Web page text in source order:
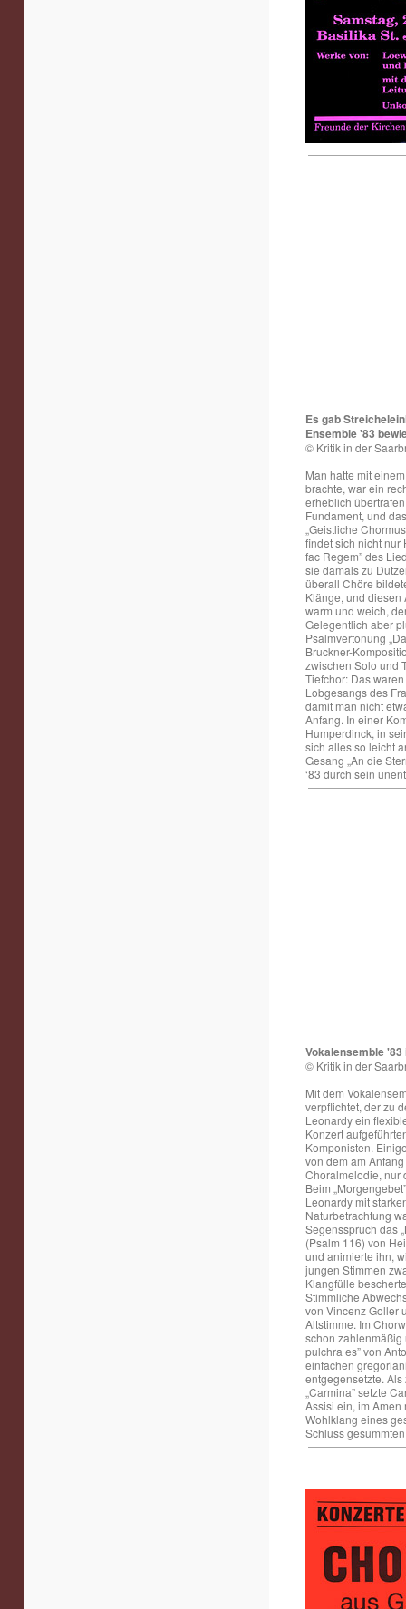
Es gab
Ensemble '83
© Kritik in der
Man hatte mit
brachte, war ein
erheblich
Fundament, und
„Geistliche
findet sich nicht nur
fac Regem” des
sie damals zu
überall Chöre
Klänge, und diesen
warm und weich,
Gelegentlich aber
Psalmvertonung
Bruckner-
zwischen Solo und
Tiefchor: Das
Lobgesangs des
damit man nicht
Anfang. In einer
Humperdinck, in
sich alles so leicht
Gesang „An die
‘83 durch sein
Vokalensemble
© Kritik in der
Mit dem
verpflichtet, der zu
Leonardy ein
Konzert
Komponisten.
von dem am
Choralmelodie, nur
Beim
Leonardy mit
Naturbetrachtung
Segensspruch das
(Psalm 116) von
und animierte ihn,
jungen Stimmen
Klangfülle
Stimmliche
von Vincenz Goller
Altstimme. Im
schon zahlenmäßig
pulchra es” von
einfachen
entgegensetzte.
„Carmina” setzte
Assisi ein, im
Wohlklang eines
Schluss